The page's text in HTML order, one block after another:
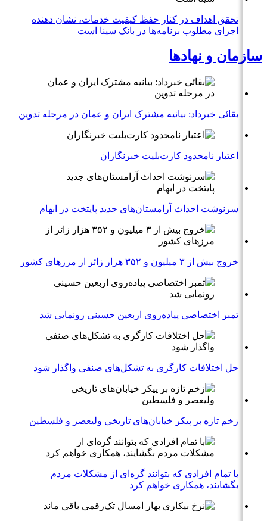
تحقق اهداف در کنار حفظ کیفیت خدمات، نشان دهنده
اجرای مطلوب برنامه‌ها در بانک سینا است
سازمان و نهادها
بقائی خبرداد: بیانیه مشترک ایران و عمان در مرحله تدوین
اعتبار نامحدود کارت‌بلیت خبرنگاران
سرنوشت احداث آرامستان‌های جدید پایتخت در ابهام
خروج بیش از ۳ میلیون و ۳۵۲ هزار زائر از مرزهای کشور
تمبر اختصاصی پیاده‌روی اربعین حسینی رونمایی شد
حل اختلافات کارگری به تشکل‌های صنفی واگذار شود
زخم تازه بر پیکر خیابان‌های تاریخی ولیعصر و فلسطین
با تمام افرادی که بتوانند گره‌ای از مشکلات مردم
بگشایند، همکاری خواهم کرد